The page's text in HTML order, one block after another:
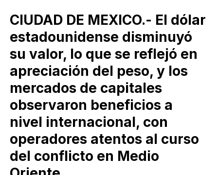
CIUDAD DE MEXICO.- El dólar
estadounidense disminuyó
su valor, lo que se reflejó en
apreciación del peso, y los
mercados de capitales
observaron beneficios a
nivel internacional, con
operadores atentos al curso
del conflicto en Medio